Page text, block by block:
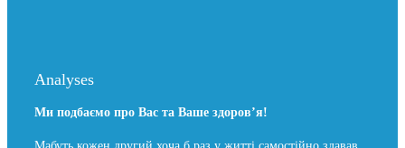
Analyses
Ми подбаємо про Вас та Ваше здоров’я!